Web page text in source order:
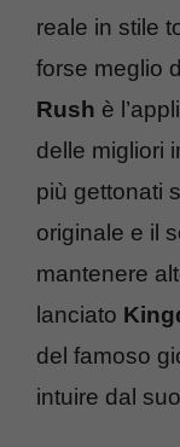
reale in stile
forse meglio
Rush è
delle migliori
più gettonati
originale e il
mantenere
lanciato
del famoso
intuire dal